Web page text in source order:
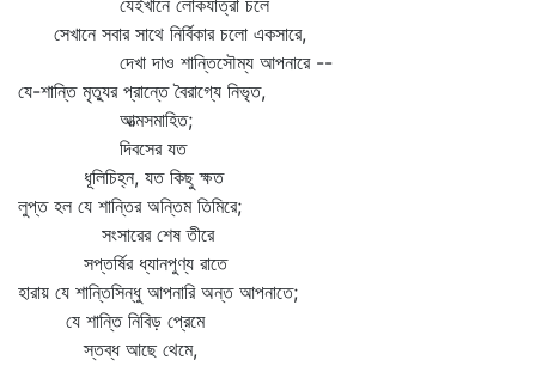
যেইখানে লোকযাত্রা চলে
সেখানে সবার সাথে নির্বিকার চলো একসারে,
দেখা দাও শান্তিসৌম্য আপনারে --
যে-শান্তি মৃত্যুর প্রান্তে বৈরাগ্যে নিভৃত,
আত্মসমাহিত;
দিবসের যত
ধূলিচিহ্ন, যত কিছু ক্ষত
লুপ্ত হল যে শান্তির অন্তিম তিমিরে;
সংসারের শেষ তীরে
সপ্তর্ষির ধ্যানপুণ্য রাতে
হারায় যে শান্তিসিন্ধু আপনারি অন্ত আপনাতে;
যে শান্তি নিবিড় প্রেমে
স্তব্ধ আছে থেমে,